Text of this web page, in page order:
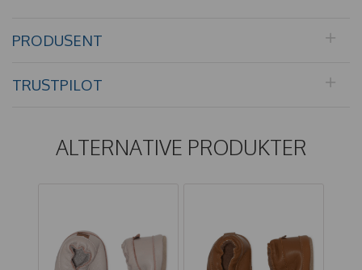
PRODUSENT
TRUSTPILOT
ALTERNATIVE PRODUKTER